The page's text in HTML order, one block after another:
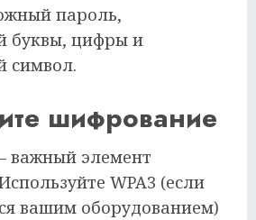
пароль,
буквы, цифры и
символ.
шифрование
элемент
WPA3 (если
вашим оборудованием)